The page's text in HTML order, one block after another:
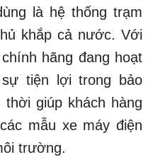
là hệ thống trạm
khắp cả nước. Với
hãng đang hoạt
tiện lợi trong bảo
giúp khách hàng
mẫu xe máy điện
trường.